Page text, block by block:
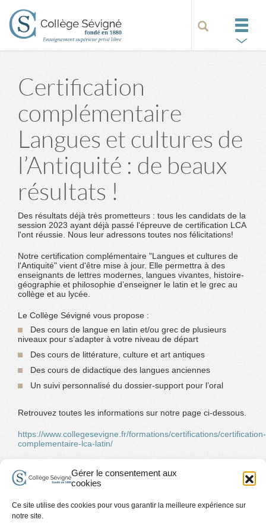
Gérer le consentement aux
cookies
Ce site utilise des cookies pour vous garantir la meilleure expérience sur
notre site.
Certification
complémentaire
Langues et cultures de
l’Antiquité : de beaux
résultats !
Des résultats déjà très prometteurs : tous les candidats de la
session 2023 ayant déjà passé l'épreuve de certification LCA
l'ont réussie. Nous leur adressons toutes nos félicitations!
Notre certification complémentaire "Langues et cultures de
l'Antiquité" vient d'être mise à jour. Elle permettra à des
enseignants de lettres modernes, langues vivantes, histoire-
géographie et philosophie d’enseigner le latin et le grec au
collège et au lycée.
Le Collège Sévigné vous propose :
Des cours de langue en latin et/ou grec de plusieurs
niveaux pour s’adapter à votre niveau de départ
Des cours de littérature, culture et art antiques
Des cours de didactique des langues anciennes
Un suivi personnalisé du dossier-support pour l’oral
Retrouvez toutes les informations sur notre page ci-dessous.
https://www.collegesevigne.fr/formations/certifications/certification-
complementaire-lca-latin/
Facebook
Twitter
LinkedIn
Travailler à Sévigné Accessibilité handicap
Plan du site